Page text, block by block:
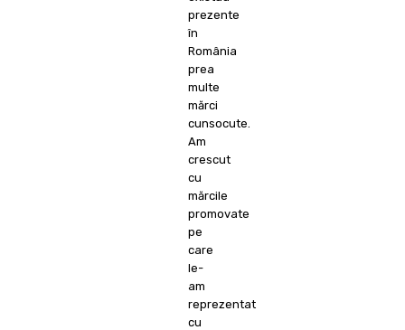
prezente
în
România
prea
multe
mărci
cunsocute.
Am
crescut
cu
mărcile
promovate
pe
care
le-
am
reprezentat
cu